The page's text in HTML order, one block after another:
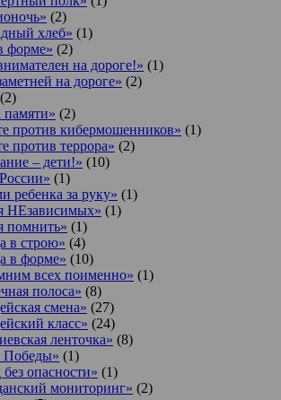
(2)
хлеб» (1)
форме» (2)
на дороге!» (1)
на дороге» (2)
(2)
памяти» (2)
против кибермошенников» (1)
против террора» (2)
– дети!» (10)
(1)
ребенка за руку» (1)
НЕзависимых» (1)
помнить» (1)
в строю» (4)
в форме» (10)
всех поименно» (1)
полоса» (8)
смена» (27)
класс» (24)
ленточка» (8)
Победы» (1)
без опасности» (1)
мониторинг» (2)